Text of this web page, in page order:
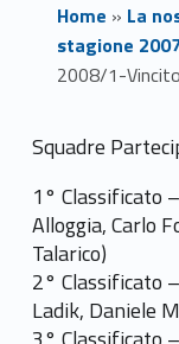
Home » La
stagione
2008/1-
T
o
r
n
Squadre
1° Classificato –
Alloggia, Carlo
Talarico)
2° Classificato –
Ladik, Daniele